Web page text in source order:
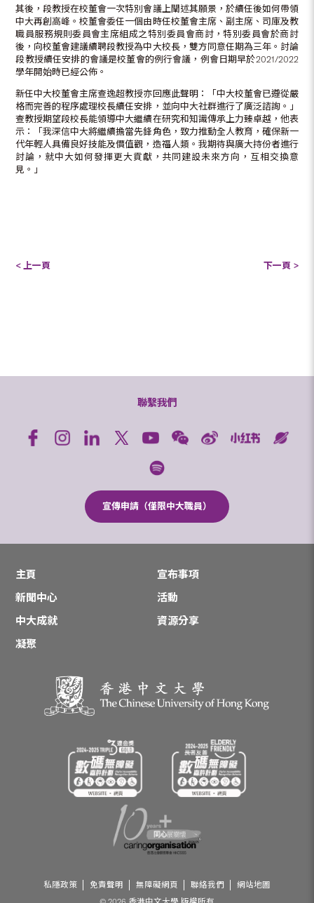
其後，段教授在校董會一次特別會議上闡述其願景，於續任後如何帶領
中大再創高峰。校董會委任一個由時任校董會主席、副主席、司庫及教
職員服務規則委員會主席組成之特別委員會商討，特別委員會於商討
後，向校董會建議續聘段教授為中大校長，雙方同意任期為三年。討論
段教授續任安排的會議是校董會的例行會議，例會日期早於2021/2022
學年開始時已經公佈。
新任中大校董會主席查逸超教授亦回應此聲明：「中大校董會已遵從嚴
格而完善的程序處理校長續任安排，並向中大社群進行了廣泛諮詢。」
查教授期望段校長能領導中大繼續在研究和知識傳承上力臻卓越，他表
示：「我深信中大將繼續擔當先鋒角色，致力推動全人教育，確保新一
代年輕人具備良好技能及價值觀，造福人類。我期待與廣大持份者進行
討論，就中大如何發揮更大貢獻，共同建設未來方向，互相交換意
見。」
< 上一頁 下一頁 >
聯繫我們
宣傳申請（僅限中大職員）
主頁
宣布事項
新聞中心
活動
中大成就
資源分享
凝聚
私隱政策 免責聲明 無障礙網頁 聯絡我們
網站地圖